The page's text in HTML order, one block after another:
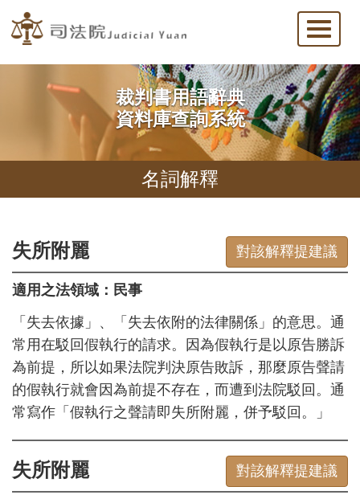
Toggle
裁判書用語辭典
資料庫查詢系統
名詞解釋
失所附麗 對該解釋提建議
適用之法領域：民事
「失去依據」、「失去依附的法律關係」的意思。通
常用在駁回假執行的請求。因為假執行是以原告勝訴
為前提，所以如果法院判決原告敗訴，那麼原告聲請
的假執行就會因為前提不存在，而遭到法院駁回。通
常寫作「假執行之聲請即失所附麗，併予駁回。」
失所附麗 對該解釋提建議